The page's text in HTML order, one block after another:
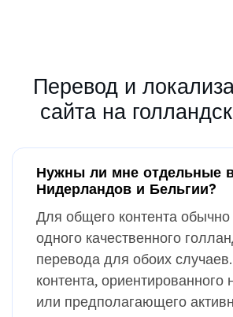
Перевод и
сайта на
Нужны ли мне отдельные
Нидерландов и Бельгии?
Для общего контента обычно
одного качественного
перевода для обоих
контента, ориентированного
или предполагающего